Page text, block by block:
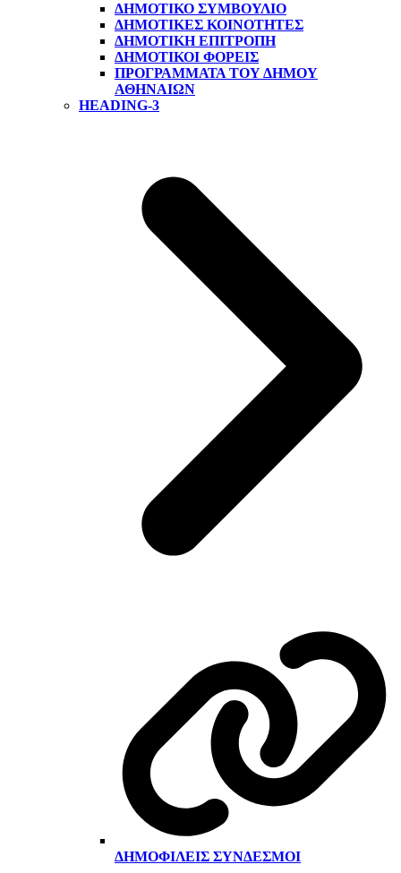
ΔΗΜΟΤΙΚΌ ΣΥΜΒΟΎΛΙΟ
ΔΗΜΟΤΙΚΈΣ ΚΟΙΝΌΤΗΤΕΣ
ΔΗΜΟΤΙΚΉ ΕΠΙΤΡΟΠΉ
ΔΗΜΟΤΙΚΟΊ ΦΟΡΕΊΣ
ΠΡΟΓΡΆΜΜΑΤΑ ΤΟΥ ΔΉΜΟΥ
ΑΘΗΝΑΊΩΝ
HEADING-3
ΔΗΜΟΦΙΛΕΊΣ ΣΎΝΔΕΣΜΟΙ